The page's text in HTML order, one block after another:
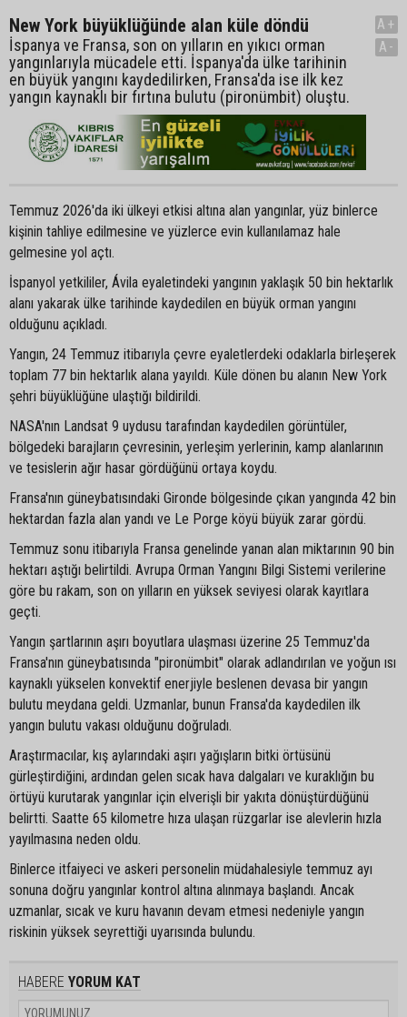
New York büyüklüğünde alan küle döndü
İspanya ve Fransa, son on yılların en yıkıcı orman
yangınlarıyla mücadele etti. İspanya'da ülke tarihinin
en büyük yangını kaydedilirken, Fransa'da ise ilk kez
yangın kaynaklı bir fırtına bulutu (pironümbit) oluştu.
A+
A-
Temmuz 2026'da iki ülkeyi etkisi altına alan yangınlar, yüz binlerce
kişinin tahliye edilmesine ve yüzlerce evin kullanılamaz hale
gelmesine yol açtı.
İspanyol yetkililer, Ávila eyaletindeki yangının yaklaşık 50 bin hektarlık
alanı yakarak ülke tarihinde kaydedilen en büyük orman yangını
olduğunu açıkladı.
Yangın, 24 Temmuz itibarıyla çevre eyaletlerdeki odaklarla birleşerek
toplam 77 bin hektarlık alana yayıldı. Küle dönen bu alanın New York
şehri büyüklüğüne ulaştığı bildirildi.
NASA'nın Landsat 9 uydusu tarafından kaydedilen görüntüler,
bölgedeki barajların çevresinin, yerleşim yerlerinin, kamp alanlarının
ve tesislerin ağır hasar gördüğünü ortaya koydu.
Fransa'nın güneybatısındaki Gironde bölgesinde çıkan yangında 42 bin
hektardan fazla alan yandı ve Le Porge köyü büyük zarar gördü.
Temmuz sonu itibarıyla Fransa genelinde yanan alan miktarının 90 bin
hektarı aştığı belirtildi. Avrupa Orman Yangını Bilgi Sistemi verilerine
göre bu rakam, son on yılların en yüksek seviyesi olarak kayıtlara
geçti.
Yangın şartlarının aşırı boyutlara ulaşması üzerine 25 Temmuz'da
Fransa'nın güneybatısında "pironümbit" olarak adlandırılan ve yoğun ısı
kaynaklı yükselen konvektif enerjiyle beslenen devasa bir yangın
bulutu meydana geldi. Uzmanlar, bunun Fransa'da kaydedilen ilk
yangın bulutu vakası olduğunu doğruladı.
Araştırmacılar, kış aylarındaki aşırı yağışların bitki örtüsünü
gürleştirdiğini, ardından gelen sıcak hava dalgaları ve kuraklığın bu
örtüyü kurutarak yangınlar için elverişli bir yakıta dönüştürdüğünü
belirtti. Saatte 65 kilometre hıza ulaşan rüzgarlar ise alevlerin hızla
yayılmasına neden oldu.
Binlerce itfaiyeci ve askeri personelin müdahalesiyle temmuz ayı
sonuna doğru yangınlar kontrol altına alınmaya başlandı. Ancak
uzmanlar, sıcak ve kuru havanın devam etmesi nedeniyle yangın
riskinin yüksek seyrettiği uyarısında bulundu.
HABERE YORUM KAT